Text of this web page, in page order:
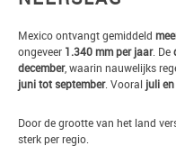
Mexico ontvangt gemiddeld
ongeveer 1.340 mm per jaar. De
december, waarin nauwelijks
juni tot september. Vooral juli
Door de grootte van het land
sterk per regio.